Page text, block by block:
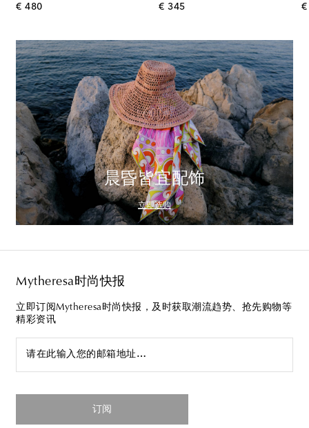
€ 480original price
€ 345original price
€
晨昏皆宜配饰
立即选购
Mytheresa时尚快报
立即订阅Mytheresa时尚快报，及时获取潮流趋势、抢先购物等
精彩资讯
请在此输入您的邮箱地址…
订阅